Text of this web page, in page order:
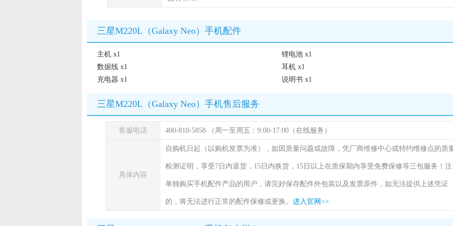
三星M220L（Galaxy Neo）手机配件
主机 x1
锂电池 x1
数据线 x1
耳机 x1
充电器 x1
说明书 x1
三星M220L（Galaxy Neo）手机售后服务
客服电话 400-810-5858 （周一至周五：9:00-17:00（在线服务）
具体内容
自购机日起（以购机发票为准），如因质量问题或故障，凭厂商维修中心或特约维修点的质
检测证明，享受7日内退货，15日内换货，15日以上在质保期内享受免费保修等三包服务！
单独购买手机配件产品的用户，请完好保存配件外包装以及发票原件，如无法提供上述凭证
的，将无法进行正常的配件保修或更换。 进入官网>>